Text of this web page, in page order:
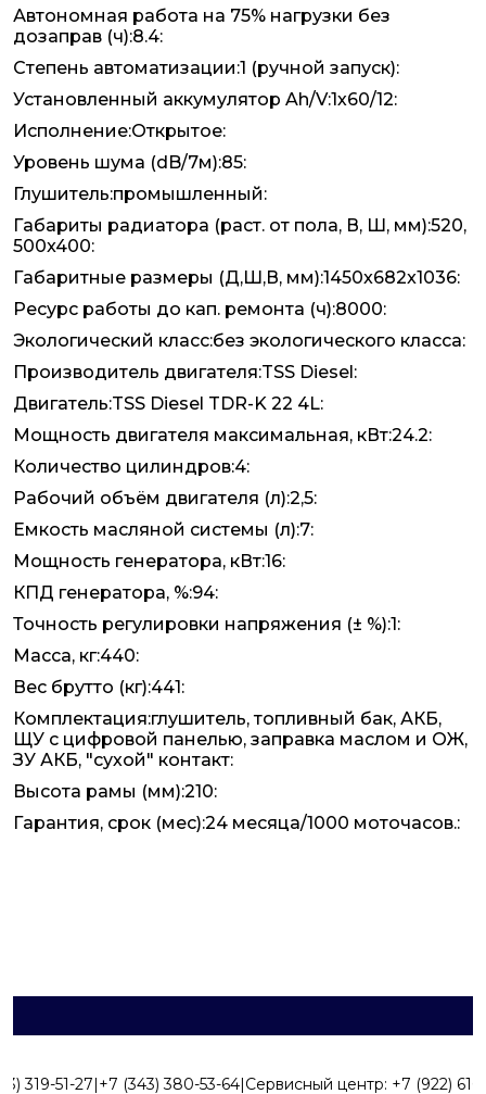
Автономная работа на 75% нагрузки без
дозаправ (ч):8.4:
Степень автоматизации:1 (ручной запуск):
Установленный аккумулятор Ah/V:1х60/12:
Исполнение:Открытое:
Уровень шума (dB/7м):85:
Глушитель:промышленный:
Габариты радиатора (раст. от пола, В, Ш, мм):520,
500x400:
Габаритные размеры (Д,Ш,В, мм):1450x682x1036:
Ресурс работы до кап. ремонта (ч):8000:
Экологический класс:без экологического класса:
Производитель двигателя:TSS Diesel:
Двигатель:TSS Diesel TDR-K 22 4L:
Мощность двигателя максимальная, кВт:24.2:
Количество цилиндров:4:
Рабочий объём двигателя (л):2,5:
Емкость масляной системы (л):7:
Мощность генератора, кВт:16:
КПД генератора, %:94:
Точность регулировки напряжения (± %):1:
Масса, кг:440:
Вес брутто (кг):441:
Комплектация:глушитель, топливный бак, АКБ,
ЩУ с цифровой панелью, заправка маслом и ОЖ,
ЗУ АКБ, "сухой" контакт:
Высота рамы (мм):210:
Гарантия, срок (мес):24 месяца/1000 моточасов.:
319-51-27|+7 (343) 380-53-64|Сервисный центр: +7 (922)